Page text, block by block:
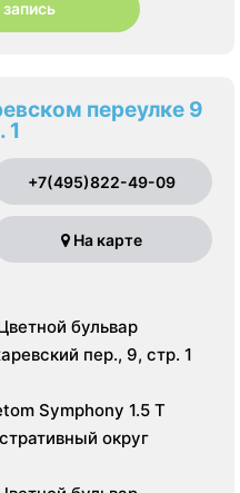
переулке 9
1
+7(495)822-49-09
На карте
бульвар
пер., 9, стр. 1
Symphony 1.5 Т
округ